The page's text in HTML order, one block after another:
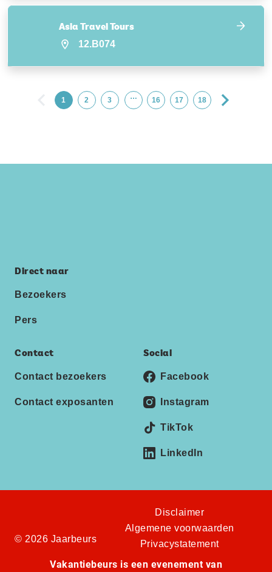
Asia Travel Tours
12.B074
1 2 3 … 16 17 18
Direct naar
Bezoekers
Pers
Contact
Contact bezoekers
Contact exposanten
Social
Facebook
Instagram
TikTok
LinkedIn
© 2026 Jaarbeurs
Disclaimer
Algemene voorwaarden
Privacystatement
Vakantiebeurs is een evenement van